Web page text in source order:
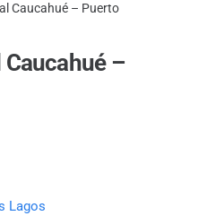
Caucahué – Puerto
Caucahué –
Lagos